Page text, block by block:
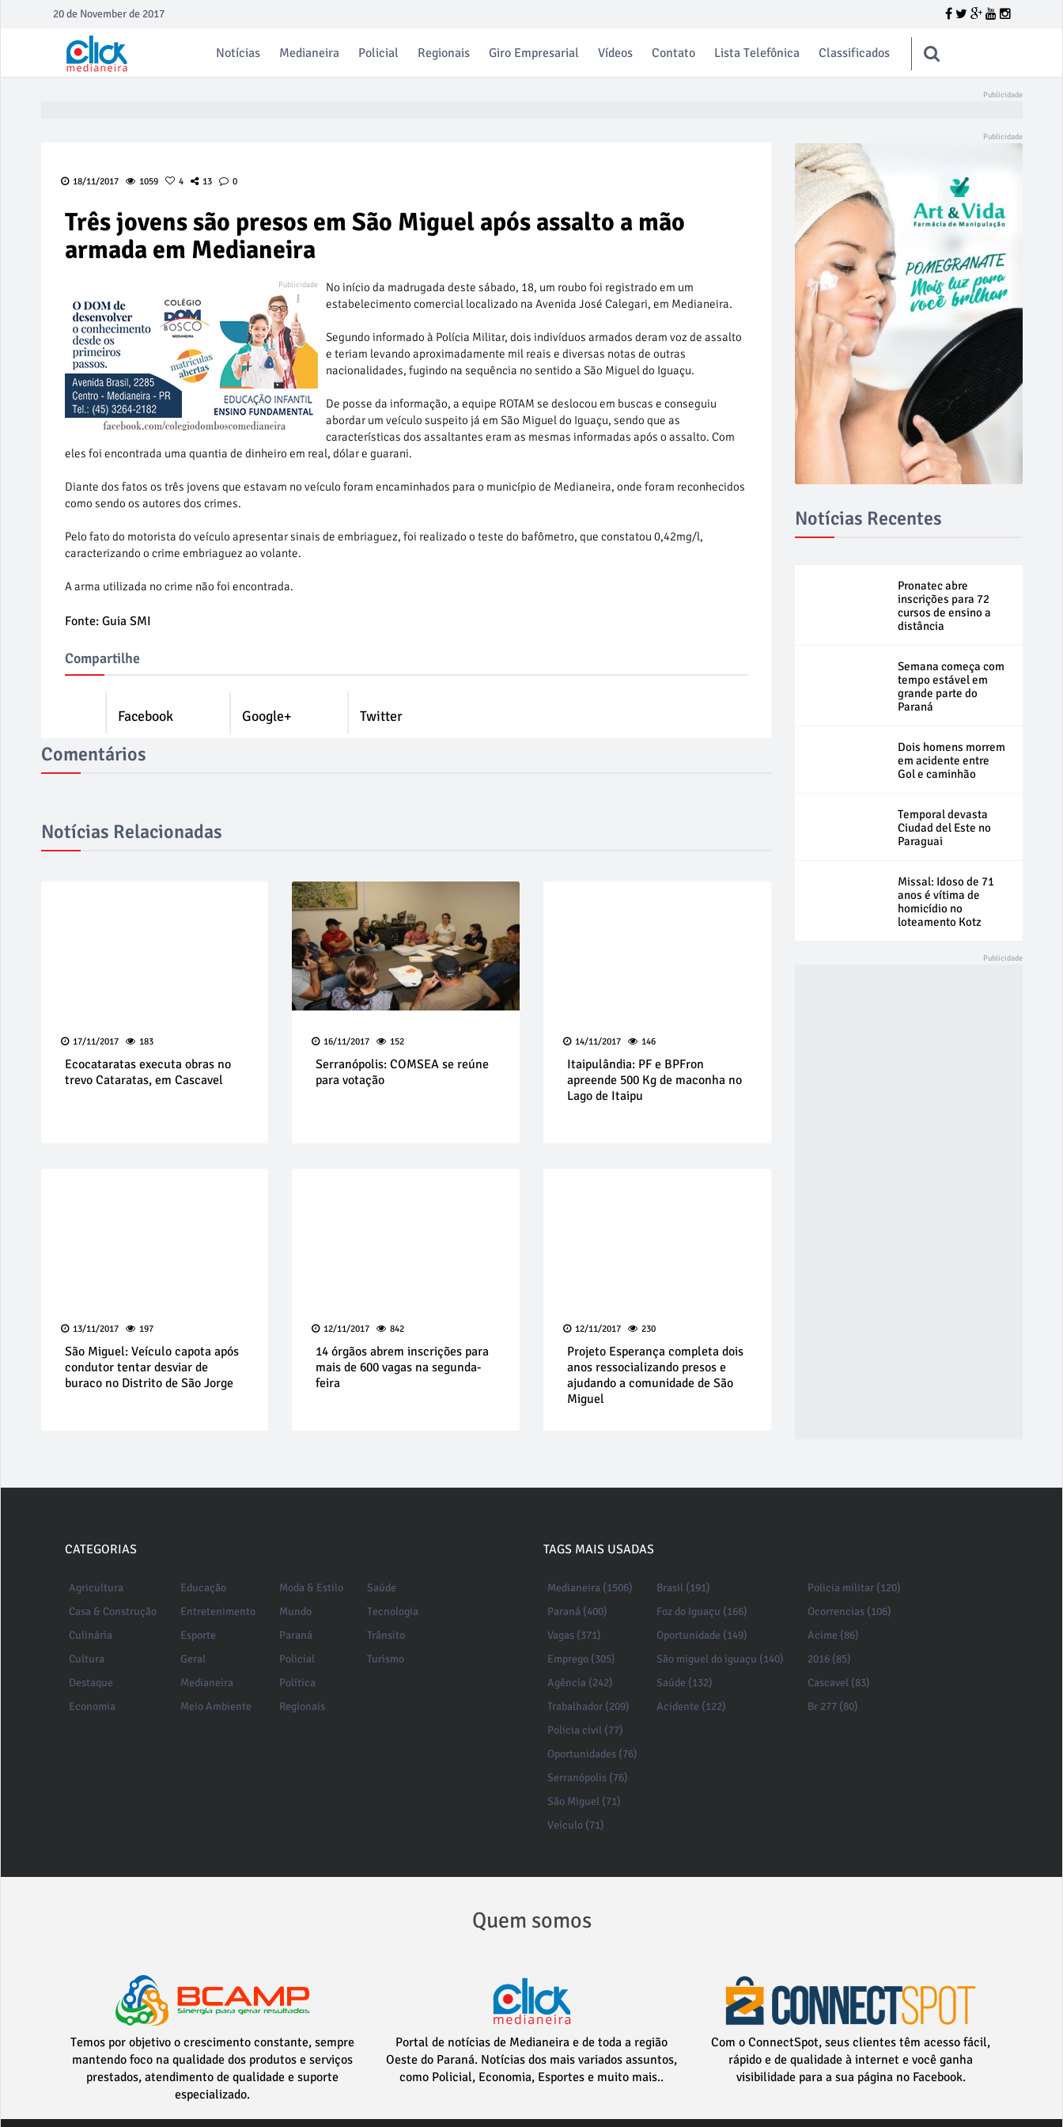
20 de November de 2017
Notícias Medianeira Policial Regionais Giro Empresarial Vídeos Contato Lista Telefônica Classificados
18/11/2017 1059 4 13 0
Três jovens são presos em São Miguel após assalto a mão
armada em Medianeira
No início da madrugada deste sábado, 18, um roubo foi registrado em um
estabelecimento comercial localizado na Avenida José Calegari, em Medianeira.
Segundo informado à Polícia Militar, dois indivíduos armados deram voz de assalto
e teriam levando aproximadamente mil reais e diversas notas de outras
nacionalidades, fugindo na sequência no sentido a São Miguel do Iguaçu.
De posse da informação, a equipe ROTAM se deslocou em buscas e conseguiu
abordar um veículo suspeito já em São Miguel do Iguaçu, sendo que as
características dos assaltantes eram as mesmas informadas após o assalto. Com
eles foi encontrada uma quantia de dinheiro em real, dólar e guarani.
Diante dos fatos os três jovens que estavam no veículo foram encaminhados para o município de Medianeira, onde foram reconhecidos
como sendo os autores dos crimes.
Pelo fato do motorista do veículo apresentar sinais de embriaguez, foi realizado o teste do bafômetro, que constatou 0,42mg/l,
caracterizando o crime embriaguez ao volante.
A arma utilizada no crime não foi encontrada.
Fonte: Guia SMI
Compartilhe
Facebook Google+ Twitter
Comentários
Notícias Relacionadas
17/11/2017 183
Ecocataratas executa obras no
trevo Cataratas, em Cascavel
16/11/2017 152
Serranópolis: COMSEA se reúne
para votação
14/11/2017 146
Itaipulândia: PF e BPFron
apreende 500 Kg de maconha no
Lago de Itaipu
13/11/2017 197
São Miguel: Veículo capota após
condutor tentar desviar de
buraco no Distrito de São Jorge
12/11/2017 842
14 órgãos abrem inscrições para
mais de 600 vagas na segunda-
feira
12/11/2017 230
Projeto Esperança completa dois
anos ressocializando presos e
ajudando a comunidade de São
Miguel
Notícias Recentes
Pronatec abre
inscrições para 72
cursos de ensino a
distância
Semana começa com
tempo estável em
grande parte do
Paraná
Dois homens morrem
em acidente entre
Gol e caminhão
Temporal devasta
Ciudad del Este no
Paraguai
Missal: Idoso de 71
anos é vítima de
homicídio no
loteamento Kotz
CATEGORIAS
Agricultura
Casa & Construção
Culinária
Cultura
Destaque
Economia
Educação
Entretenimento
Esporte
Geral
Medianeira
Meio Ambiente
Moda & Estilo
Mundo
Paraná
Policial
Política
Regionais
Saúde
Tecnologia
Trânsito
Turismo
TAGS MAIS USADAS
Medianeira (1506)
Paraná (400)
Vagas (371)
Emprego (305)
Agência (242)
Trabalhador (209)
Brasil (191)
Foz do Iguaçu (166)
Oportunidade (149)
São miguel do iguaçu (140)
Saúde (132)
Acidente (122)
Policia militar (120)
Ocorrencias (106)
Acime (86)
2016 (85)
Cascavel (83)
Br 277 (80)
Policia civil (77)
Oportunidades (76)
Serranópolis (76)
São Miguel (71)
Veículo (71)
Quem somos
Temos por objetivo o crescimento constante, sempre
mantendo foco na qualidade dos produtos e serviços
prestados, atendimento de qualidade e suporte
especializado.
Portal de notícias de Medianeira e de toda a região
Oeste do Paraná. Notícias dos mais variados assuntos,
como Policial, Economia, Esportes e muito mais..
Com o ConnectSpot, seus clientes têm acesso fácil,
rápido e de qualidade à internet e você ganha
visibilidade para a sua página no Facebook.